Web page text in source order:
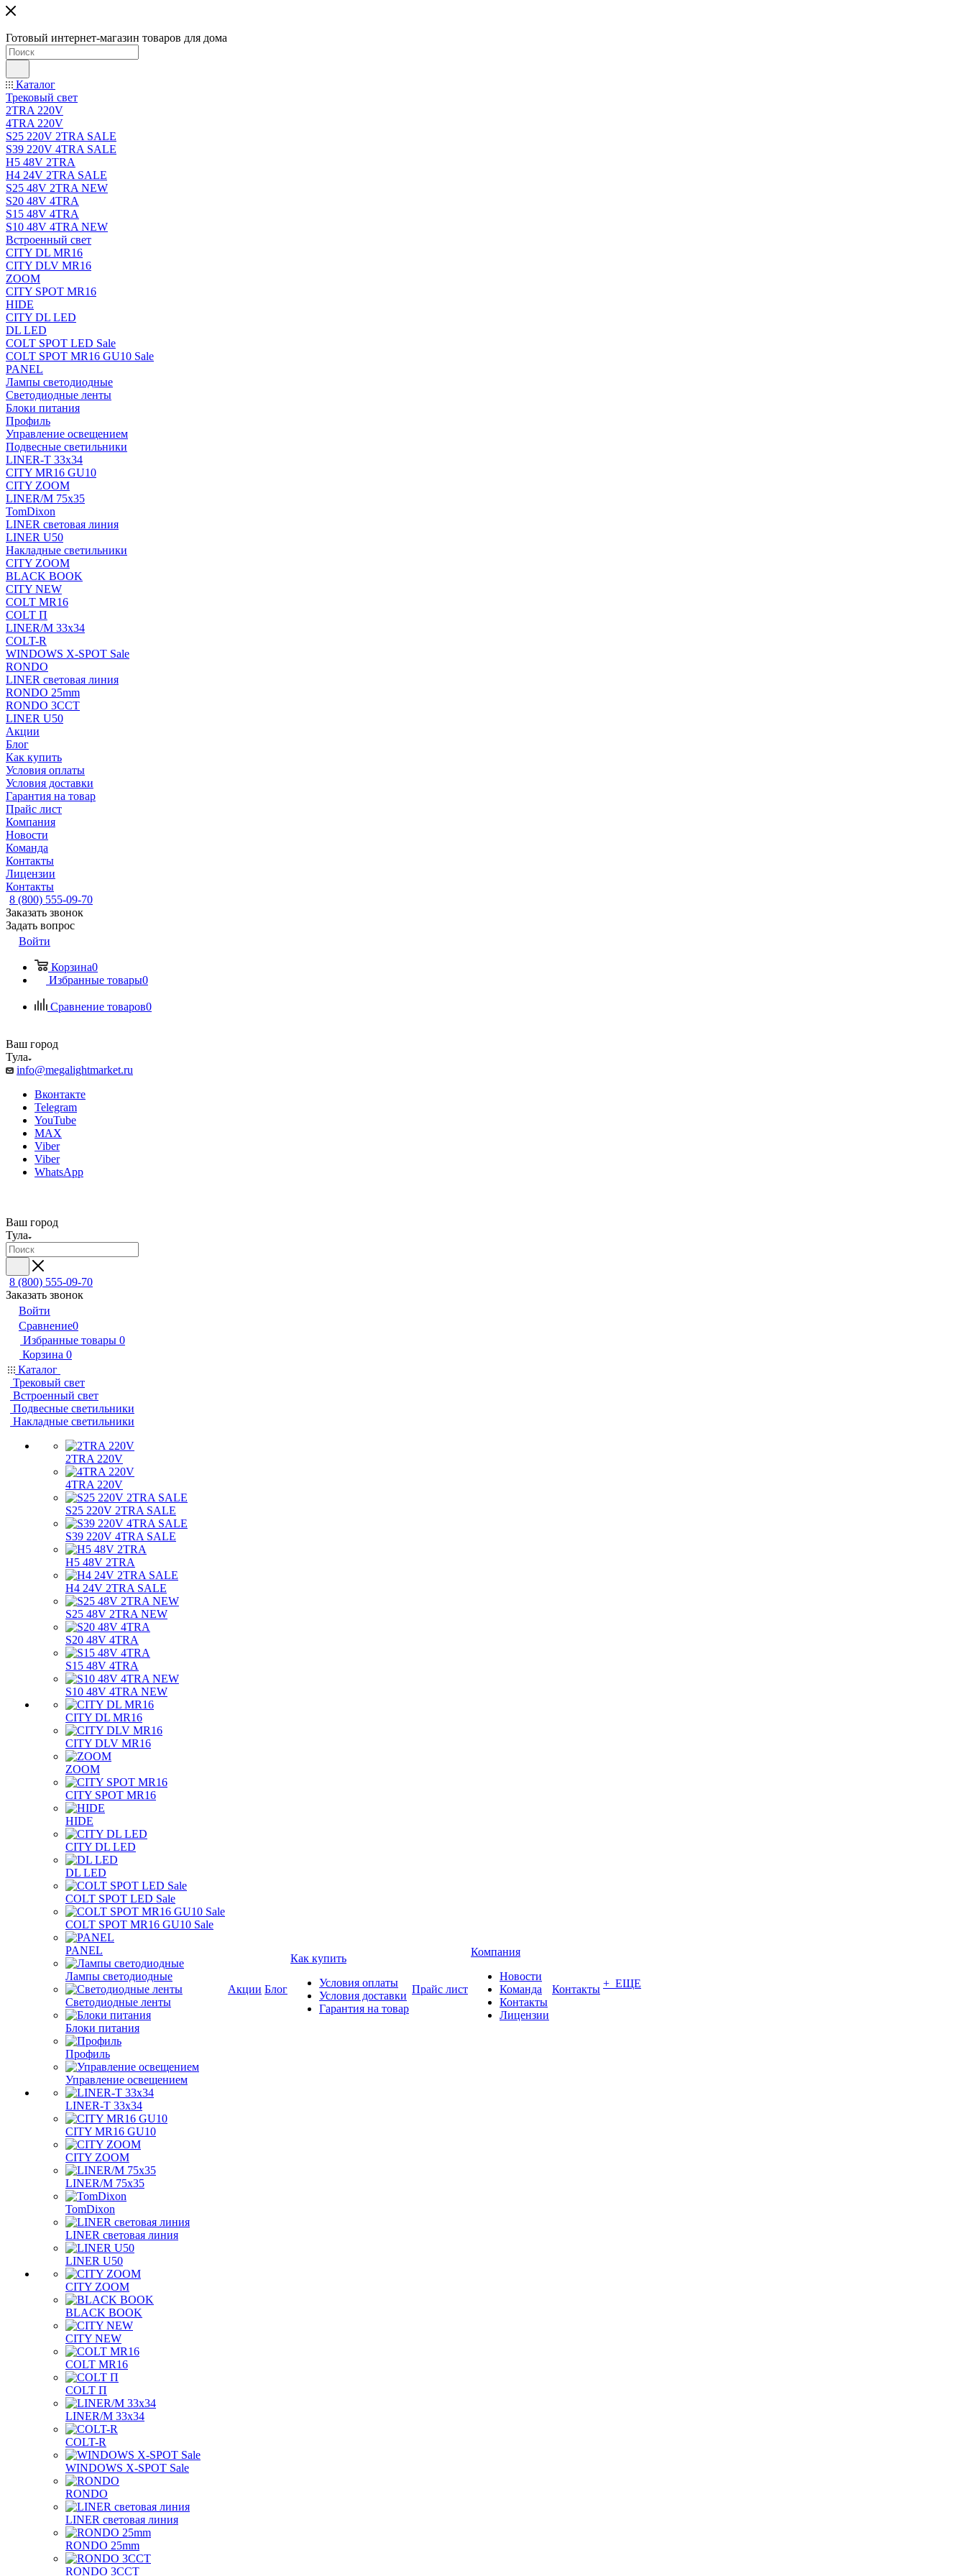
Готовый интернет-магазин товаров для дома
Каталог
Трековый свет
2TRA 220V
4TRA 220V
S25 220V 2TRA SALE
S39 220V 4TRA SALE
H5 48V 2TRA
H4 24V 2TRA SALE
S25 48V 2TRA NEW
S20 48V 4TRA
S15 48V 4TRA
S10 48V 4TRA NEW
Встроенный свет
CITY DL MR16
CITY DLV MR16
ZOOM
CITY SPOT MR16
HIDE
CITY DL LED
DL LED
COLT SPOT LED Sale
COLT SPOT MR16 GU10 Sale
PANEL
Лампы светодиодные
Светодиодные ленты
Блоки питания
Профиль
Управление освещением
Подвесные светильники
LINER-T 33x34
CITY MR16 GU10
CITY ZOOM
LINER/M 75х35
TomDixon
LINER световая линия
LINER U50
Накладные светильники
CITY ZOOM
BLACK BOOK
CITY NEW
COLT MR16
COLT П
LINER/М 33х34
COLT-R
WINDOWS X-SPOT Sale
RONDO
LINER световая линия
RONDO 25mm
RONDO 3CCT
LINER U50
Акции
Блог
Как купить
Условия оплаты
Условия доставки
Гарантия на товар
Прайс лист
Компания
Новости
Команда
Контакты
Лицензии
Контакты
8 (800) 555-09-70
Заказать звонок
Задать вопрос
Войти
Корзина0
Избранные товары0
Сравнение товаров0
Ваш город
Тула
info@megalightmarket.ru
Вконтакте
Telegram
YouTube
MAX
Viber
Viber
WhatsApp
Ваш город
Тула
8 (800) 555-09-70
Заказать звонок
Войти
Сравнение0
Избранные товары 0
Корзина 0
Каталог
Трековый свет
Встроенный свет
Подвесные светильники
Накладные светильники
2TRA 220V
4TRA 220V
S25 220V 2TRA SALE
S39 220V 4TRA SALE
H5 48V 2TRA
H4 24V 2TRA SALE
S25 48V 2TRA NEW
S20 48V 4TRA
S15 48V 4TRA
S10 48V 4TRA NEW
CITY DL MR16
CITY DLV MR16
ZOOM
CITY SPOT MR16
HIDE
CITY DL LED
DL LED
COLT SPOT LED Sale
COLT SPOT MR16 GU10 Sale
PANEL
Лампы светодиодные
Светодиодные ленты
Блоки питания
Профиль
Управление освещением
LINER-T 33x34
CITY MR16 GU10
CITY ZOOM
LINER/M 75х35
TomDixon
LINER световая линия
LINER U50
CITY ZOOM
BLACK BOOK
CITY NEW
COLT MR16
COLT П
LINER/М 33х34
COLT-R
WINDOWS X-SPOT Sale
RONDO
LINER световая линия
RONDO 25mm
RONDO 3CCT
Акции Блог
Как купить
Условия оплаты
Условия доставки
Гарантия на товар
Прайс лист
Компания
Новости
Команда
Контакты
Лицензии
Контакты + ЕЩЕ